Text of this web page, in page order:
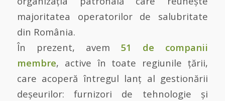
majoritatea operatorilor de salubritate
din România.
În prezent, avem 51 de companii
membre, active în toate regiunile țării,
care acoperă întregul lanț al gestionării
deșeurilor: furnizori de tehnologie și